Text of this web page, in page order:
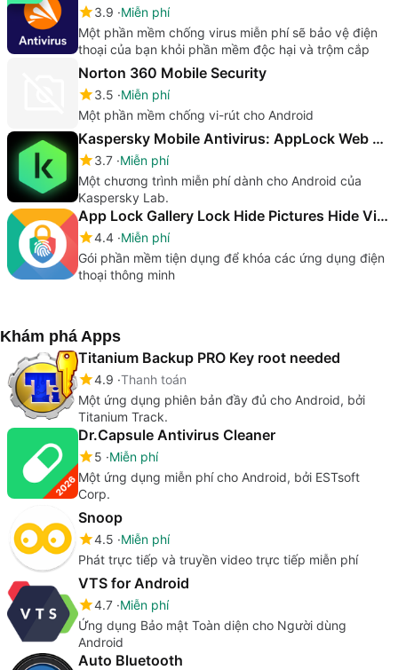
3.9 Miễn phí
Một phần mềm chống virus miễn phí sẽ bảo vệ điện
thoại của bạn khỏi phần mềm độc hại và trộm cắp
Norton 360 Mobile Security
3.5 Miễn phí
Một phần mềm chống vi-rút cho Android
Kaspersky Mobile Antivirus: AppLock Web Security
3.7 Miễn phí
Một chương trình miễn phí dành cho Android của
Kaspersky Lab.
App Lock Gallery Lock Hide Pictures Hide Videos
4.4 Miễn phí
Gói phần mềm tiện dụng để khóa các ứng dụng điện
thoại thông minh
Khám phá Apps
Titanium Backup PRO Key root needed
4.9 Thanh toán
Một ứng dụng phiên bản đầy đủ cho Android, bởi
Titanium Track.
Dr.Capsule Antivirus Cleaner
5 Miễn phí
Một ứng dụng miễn phí cho Android, bởi ESTsoft
Corp.
Snoop
4.5 Miễn phí
Phát trực tiếp và truyền video trực tiếp miễn phí
VTS for Android
4.7 Miễn phí
Ứng dụng Bảo mật Toàn diện cho Người dùng
Android
Auto Bluetooth